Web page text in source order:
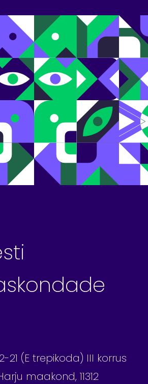
21 (E trepikoda) III korrus
maakond, 11312